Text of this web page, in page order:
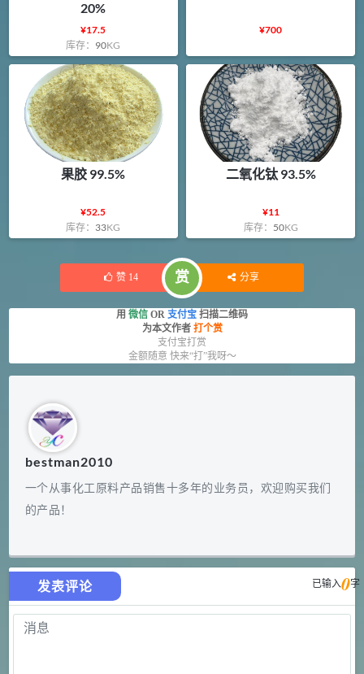
20%
¥17.5
库存： 90KG
¥700
果胶 99.5%
¥52.5
库存： 33KG
二氧化钛 93.5%
¥11
库存： 50KG
赞 14 赏 分享
用 微信 OR 支付宝 扫描二维码
为本文作者 打个赏
支付宝打赏
金额随意 快来“打”我呀～
bestman2010
一个从事化工原料产品销售十多年的业务员，欢迎购买我们
的产品！
发表评论 已输入0字